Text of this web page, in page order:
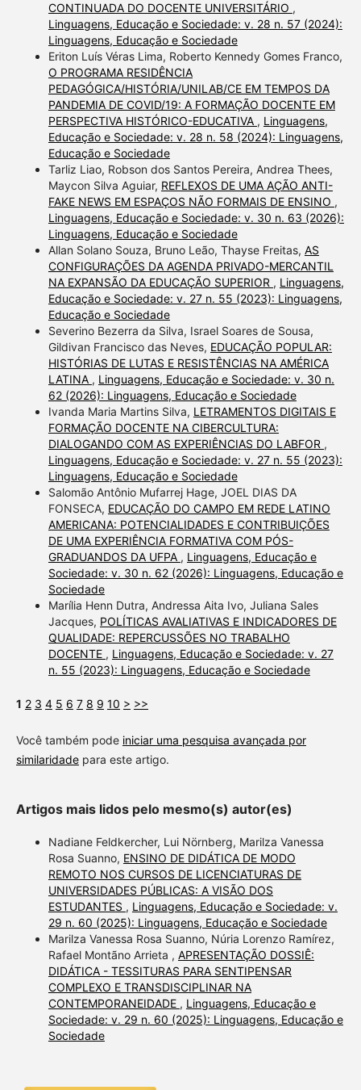
CONTINUADA DO DOCENTE UNIVERSITÁRIO ,
Linguagens, Educação e Sociedade: v. 28 n. 57 (2024):
Linguagens, Educação e Sociedade
Eriton Luís Véras Lima, Roberto Kennedy Gomes Franco,
O PROGRAMA RESIDÊNCIA
PEDAGÓGICA/HISTÓRIA/UNILAB/CE EM TEMPOS DA
PANDEMIA DE COVID/19: A FORMAÇÃO DOCENTE EM
PERSPECTIVA HISTÓRICO-EDUCATIVA , Linguagens,
Educação e Sociedade: v. 28 n. 58 (2024): Linguagens,
Educação e Sociedade
Tarliz Liao, Robson dos Santos Pereira, Andrea Thees,
Maycon Silva Aguiar, REFLEXOS DE UMA AÇÃO ANTI-
FAKE NEWS EM ESPAÇOS NÃO FORMAIS DE ENSINO ,
Linguagens, Educação e Sociedade: v. 30 n. 63 (2026):
Linguagens, Educação e Sociedade
Allan Solano Souza, Bruno Leão, Thayse Freitas, AS
CONFIGURAÇÕES DA AGENDA PRIVADO-MERCANTIL
NA EXPANSÃO DA EDUCAÇÃO SUPERIOR , Linguagens,
Educação e Sociedade: v. 27 n. 55 (2023): Linguagens,
Educação e Sociedade
Severino Bezerra da Silva, Israel Soares de Sousa,
Gildivan Francisco das Neves, EDUCAÇÃO POPULAR:
HISTÓRIAS DE LUTAS E RESISTÊNCIAS NA AMÉRICA
LATINA , Linguagens, Educação e Sociedade: v. 30 n.
62 (2026): Linguagens, Educação e Sociedade
Ivanda Maria Martins Silva, LETRAMENTOS DIGITAIS E
FORMAÇÃO DOCENTE NA CIBERCULTURA:
DIALOGANDO COM AS EXPERIÊNCIAS DO LABFOR ,
Linguagens, Educação e Sociedade: v. 27 n. 55 (2023):
Linguagens, Educação e Sociedade
Salomão Antônio Mufarrej Hage, JOEL DIAS DA
FONSECA, EDUCAÇÃO DO CAMPO EM REDE LATINO
AMERICANA: POTENCIALIDADES E CONTRIBUIÇÕES
DE UMA EXPERIÊNCIA FORMATIVA COM PÓS-
GRADUANDOS DA UFPA , Linguagens, Educação e
Sociedade: v. 30 n. 62 (2026): Linguagens, Educação e
Sociedade
Marília Henn Dutra, Andressa Aita Ivo, Juliana Sales
Jacques, POLÍTICAS AVALIATIVAS E INDICADORES DE
QUALIDADE: REPERCUSSÕES NO TRABALHO
DOCENTE , Linguagens, Educação e Sociedade: v. 27
n. 55 (2023): Linguagens, Educação e Sociedade
1 2 3 4 5 6 7 8 9 10 > >>
Você também pode iniciar uma pesquisa avançada por
similaridadepara este artigo.
Artigos mais lidos pelo mesmo(s) autor(es)
Nadiane Feldkercher, Lui Nörnberg, Marilza Vanessa
Rosa Suanno, ENSINO DE DIDÁTICA DE MODO
REMOTO NOS CURSOS DE LICENCIATURAS DE
UNIVERSIDADES PÚBLICAS: A VISÃO DOS
ESTUDANTES , Linguagens, Educação e Sociedade: v.
29 n. 60 (2025): Linguagens, Educação e Sociedade
Marilza Vanessa Rosa Suanno, Núria Lorenzo Ramírez,
Rafael Montãno Arrieta , APRESENTAÇÃO DOSSIÊ:
DIDÁTICA - TESSITURAS PARA SENTIPENSAR
COMPLEXO E TRANSDISCIPLINAR NA
CONTEMPORANEIDADE , Linguagens, Educação e
Sociedade: v. 29 n. 60 (2025): Linguagens, Educação e
Sociedade